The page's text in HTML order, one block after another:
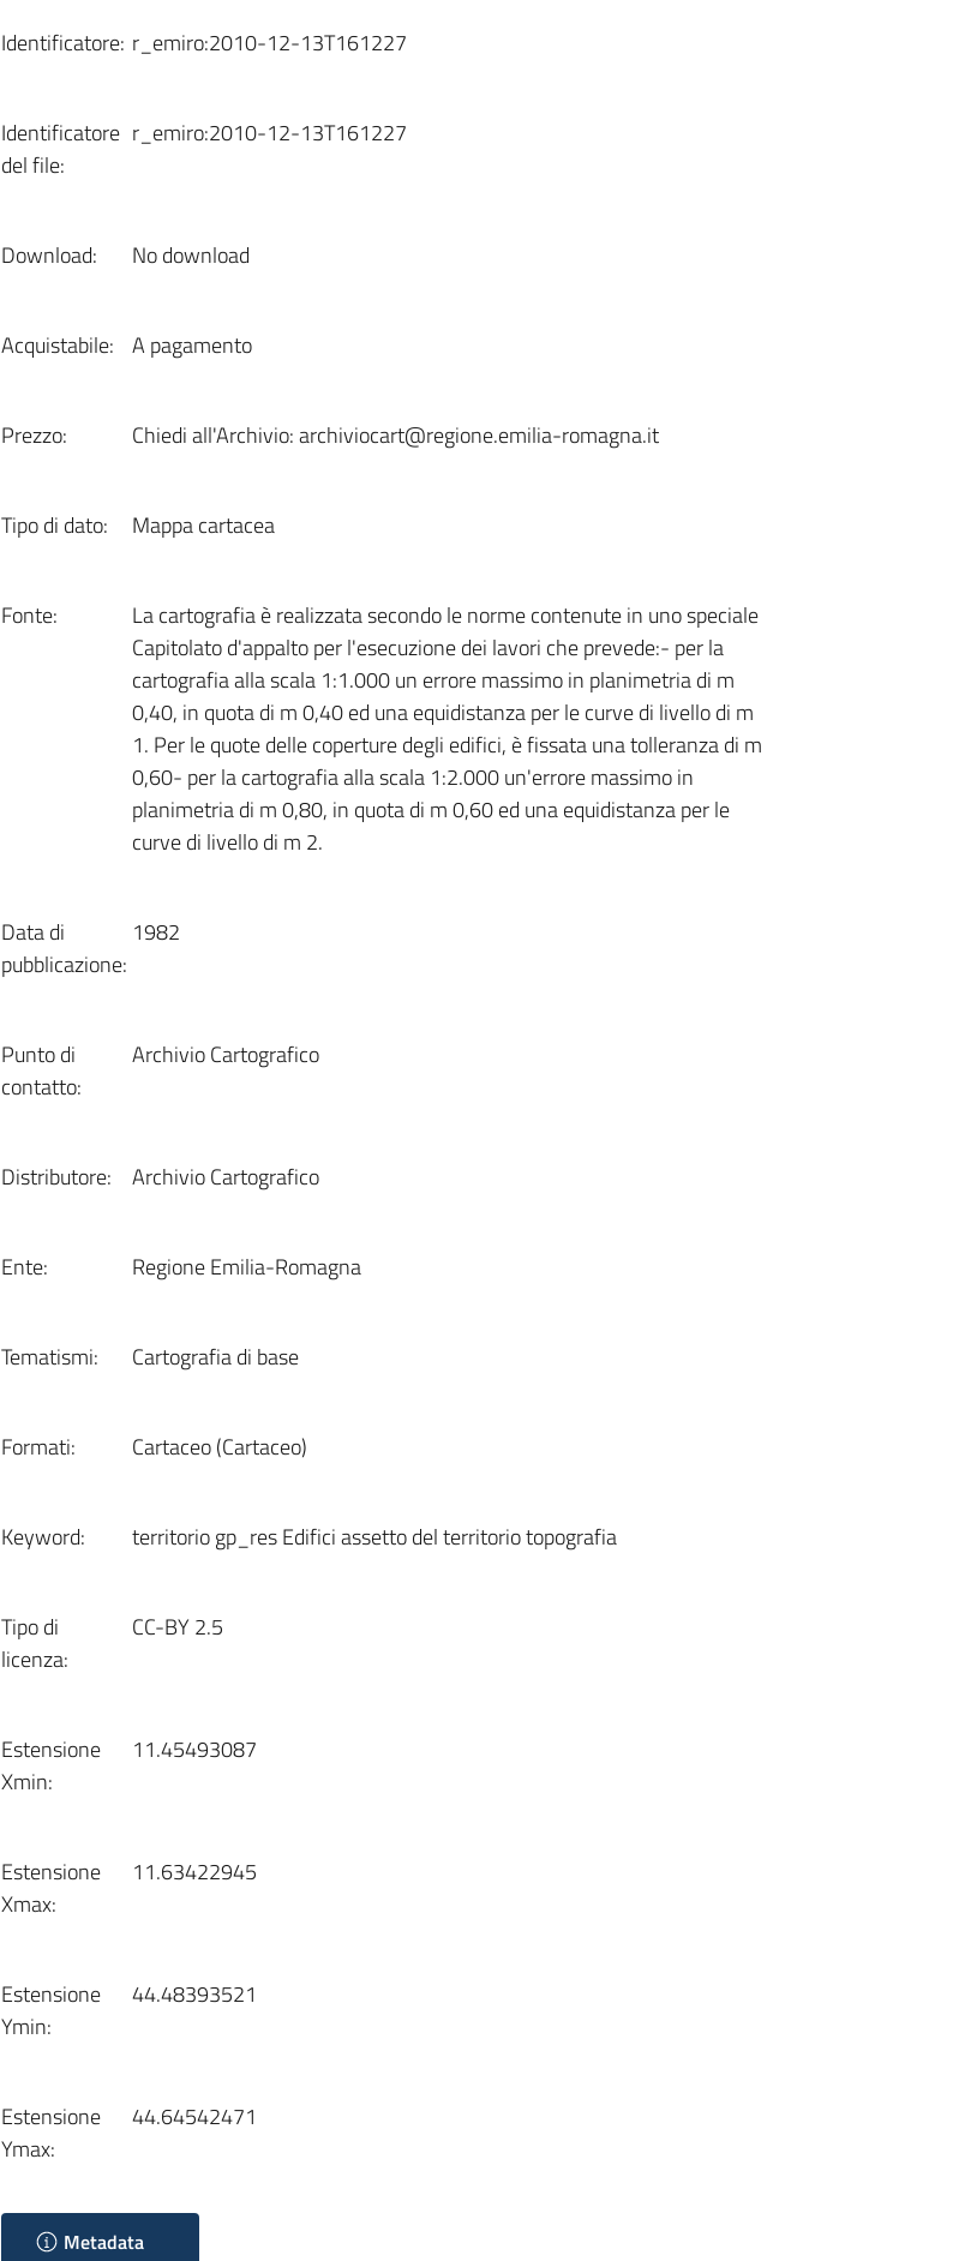
Identificatore: r_emiro:2010-12-13T161227
Identificatore
del file:
r_emiro:2010-12-13T161227
Download: No download
Acquistabile: A pagamento
Prezzo: Chiedi all'Archivio: archiviocart@regione.emilia-romagna.it
Tipo di dato: Mappa cartacea
Fonte:
La cartografia è realizzata secondo le norme contenute in uno speciale
Capitolato d'appalto per l'esecuzione dei lavori che prevede:- per la
cartografia alla scala 1:1.000 un errore massimo in planimetria di m
0,40, in quota di m 0,40 ed una equidistanza per le curve di livello di m
1. Per le quote delle coperture degli edifici, è fissata una tolleranza di m
0,60- per la cartografia alla scala 1:2.000 un'errore massimo in
planimetria di m 0,80, in quota di m 0,60 ed una equidistanza per le
curve di livello di m 2.
Data di
pubblicazione:
1982
Punto di
contatto:
Archivio Cartografico
Distributore: Archivio Cartografico
Ente: Regione Emilia-Romagna
Tematismi: Cartografia di base
Formati: Cartaceo (Cartaceo)
Keyword: territorio gp_res Edifici assetto del territorio topografia
Tipo di
licenza:
CC-BY 2.5
Estensione
Xmin:
11.45493087
Estensione
Xmax:
11.63422945
Estensione
Ymin:
44.48393521
Estensione
Ymax:
44.64542471
Metadata